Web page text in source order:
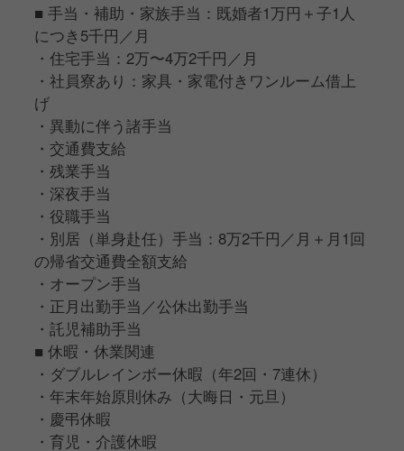
■ 手当・補助・家族手当：既婚者1万円＋子1人
につき5千円／月
・住宅手当：2万〜4万2千円／月
・社員寮あり：家具・家電付きワンルーム借上
げ
・異動に伴う諸手当
・交通費支給
・残業手当
・深夜手当
・役職手当
・別居（単身赴任）手当：8万2千円／月＋月1回
の帰省交通費全額支給
・オープン手当
・正月出勤手当／公休出勤手当
・託児補助手当
■ 休暇・休業関連
・ダブルレインボー休暇（年2回・7連休）
・年末年始原則休み（大晦日・元旦）
・慶弔休暇
・育児・介護休暇